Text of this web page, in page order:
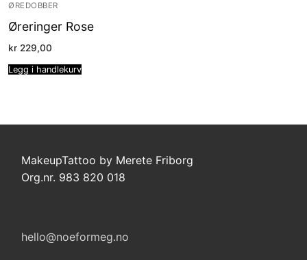
ØREDOBBER
Øreringer Rose
kr 229,00
Legg i handlekurv
MakeupTattoo by Merete Friborg
Org.nr. 983 820 018
hello@noeformeg.no